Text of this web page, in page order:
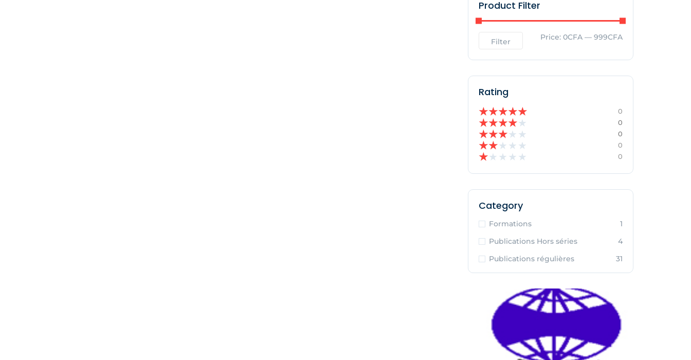
Product Filter
Filter Price: 0CFA — 999CFA
Rating
★★★★★ 0
★★★★★ 0
★★★★ ★ 0
★★★ ★ ★ 0
★★ ★ ★ ★ 0
Category
Formations
1
Publications Hors séries
4
Publications régulières
31